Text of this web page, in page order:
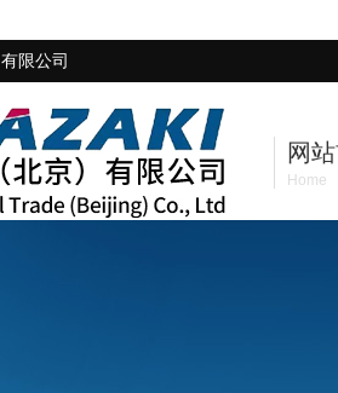
限公司
网
Home